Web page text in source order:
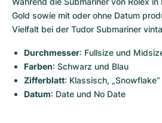
Gold sowie mit oder ohne Datum
Vielfalt bei der Tudor Submariner
Durchmesser: Fullsize und
Farben: Schwarz und Blau
Zifferblatt: Klassisch,
Datum: Date und No Date